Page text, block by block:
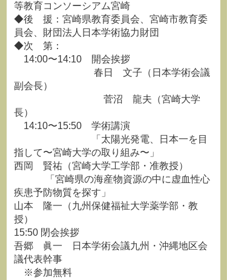
等教育コンソーシアム宮崎
◆後 援：宮崎県教育委員会、宮崎市教育委
員会、財団法人日本学術協力財団
◆次 第：
14:00〜14:10 開会挨拶
春日 文子（日本学術会議
副会長）
菅沼 龍夫（宮崎大学
長）
14:10〜15:50 学術講演
「太陽光発電、日本一を目
指して〜宮崎大学の取り組み〜」
西岡 賢祐（宮崎大学工学部・准教授）
「宮崎県の海産物資源の中に虚血性心
疾患予防物質を探す」
山本 隆一（九州保健福祉大学薬学部・教
授）
15:50 閉会挨拶
吾郷 眞一 日本学術会議九州・沖縄地区会
議代表幹事
※参加無料